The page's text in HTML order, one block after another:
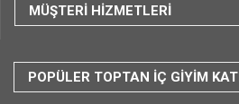
MÜŞTERİ HİZMETLERİ
POPÜLER TOPTAN İÇ GİYİM